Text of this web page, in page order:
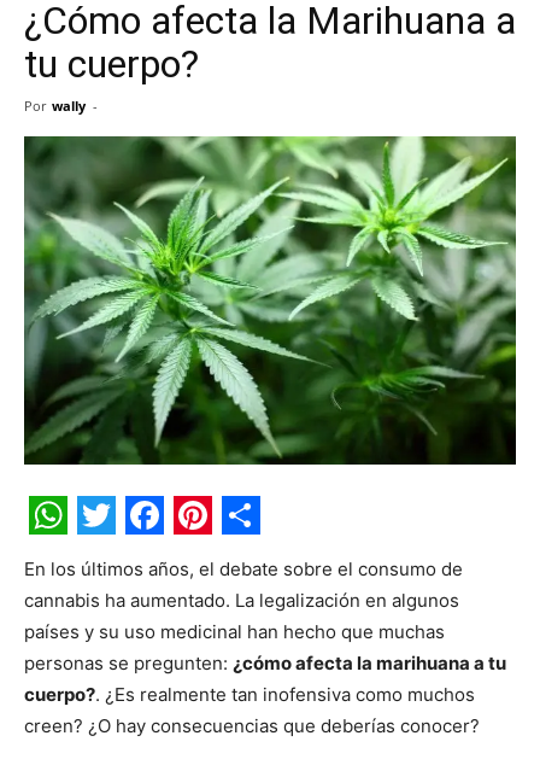
¿Cómo afecta la Marihuana a
tu cuerpo?
Por wally -
WhatsApp
Twitter
Facebook
Pinterest
Share
En los últimos años, el debate sobre el consumo de
cannabis ha aumentado. La legalización en algunos
países y su uso medicinal han hecho que muchas
personas se pregunten: ¿cómo afecta la marihuana a tu
cuerpo?. ¿Es realmente tan inofensiva como muchos
creen? ¿O hay consecuencias que deberías conocer?